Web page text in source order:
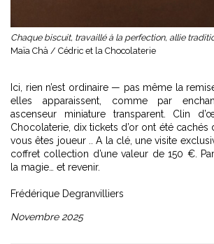
Chaque biscuit, travaillé à la perfection, allie
Maïa Chä / Cédric et la Chocolaterie
Ici, rien n’est ordinaire — pas même la
elles apparaissent, comme par
ascenseur miniature transparent. Clin
Chocolaterie, dix tickets d’or ont été cachés
vous êtes joueur .. A la clé, une visite
coffret collection d’une valeur de 150 €.
la magie… et revenir.
Frédérique Degranvilliers
Novembre 2025